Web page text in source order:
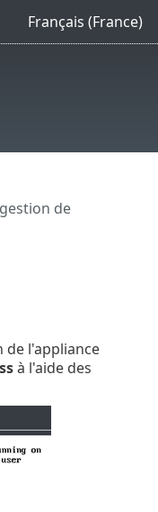
Français (France)
de
de l'appliance
à l'aide des